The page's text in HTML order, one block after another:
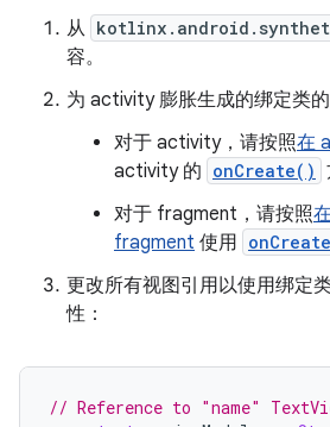
从
容。
为 activity 膨胀生成的绑定类
对于 activity，请按照在
activity 的 onCreate()
对于 fragment，请按照
fragment 使用
更改所有视图引用以使用绑定
性：
// Reference to "name"